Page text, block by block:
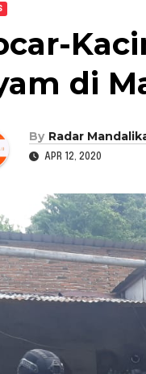
di
By Radar
APR 12, 2020